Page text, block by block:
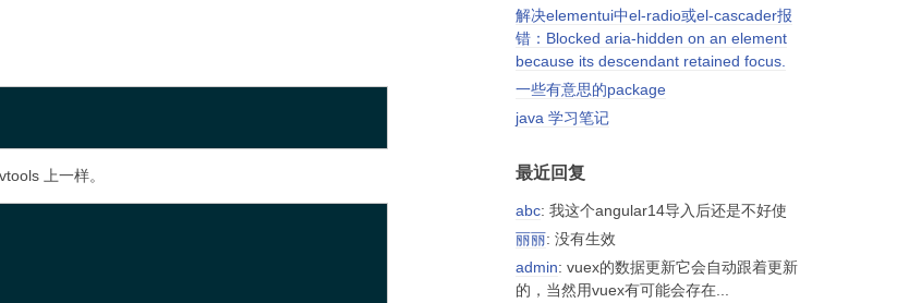
上一样。
解决elementui中el-radio或el-cascader报
错：Blocked aria-hidden on an element
because its descendant retained focus.
一些有意思的package
java 学习笔记
最近回复
abc: 我这个angular14导入后还是不好使
丽丽: 没有生效
admin: vuex的数据更新它会自动跟着更新
的，当然用vuex有可能会存在...